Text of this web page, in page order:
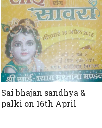
Sai bhajan sandhya &
palki on 16th April